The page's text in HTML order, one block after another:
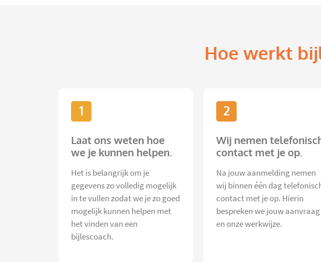
Hoe werkt
1
Laat ons weten hoe
we je kunnen helpen.
Het is belangrijk om je
gegevens zo volledig mogelijk
in te vullen zodat we je zo goed
mogelijk kunnen helpen met
het vinden van een
bijlescoach.
2
Wij nemen
contact met je op.
Na jouw aanmelding nemen
wij binnen één dag
contact met je op. Hierin
bespreken we jouw aanvraag
en onze werkwijze.